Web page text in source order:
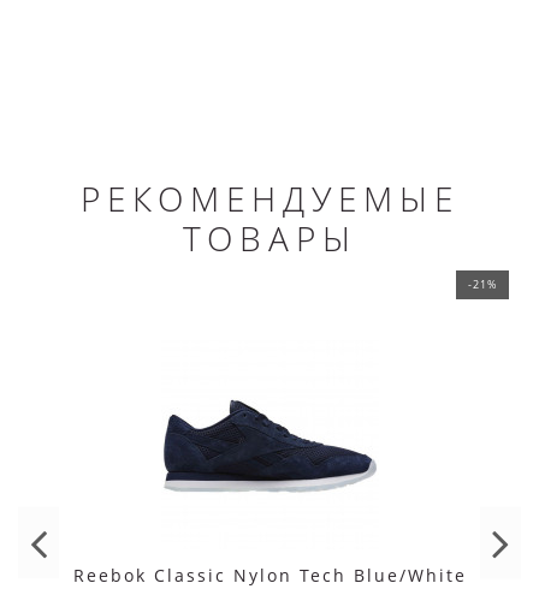
РЕКОМЕНДУЕМЫЕ
ТОВАРЫ
-21%
Reebok Classic Nylon Tech Blue/White